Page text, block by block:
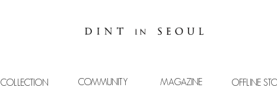
COLLECTION COMMUNITY MAGAZINE OFFLINE